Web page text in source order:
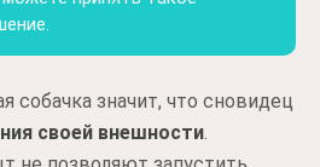
собачка значит, что сновидец
своей внешности.